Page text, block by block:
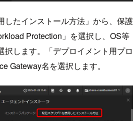
したインストール方法」から、保護
Protection」を選択し、OS等
択します。「デプロイメント用プロ
Gateway名を選択します。